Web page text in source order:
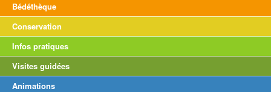
Bédéthèque
Conservation
Infos pratiques
Visites guidées
Animations